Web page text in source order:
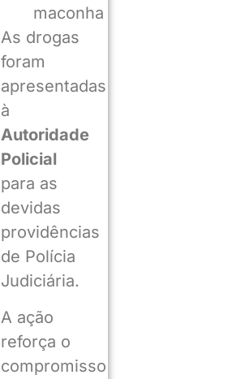
maconha
As drogas
foram
apresentadas
à
Autoridade
Policial
para as
devidas
providências
de Polícia
Judiciária.
A ação
reforça o
compromisso